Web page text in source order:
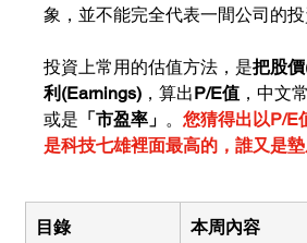
象，並不能完全代表一間公司的投
投資上常用的估值方法，是把股
利(Earnings) ，算出P/E值 ，中文
或是 「市盈率」 。您猜得出以P/E
是科技七雄裡面最高的，誰又是
目錄 本周內容